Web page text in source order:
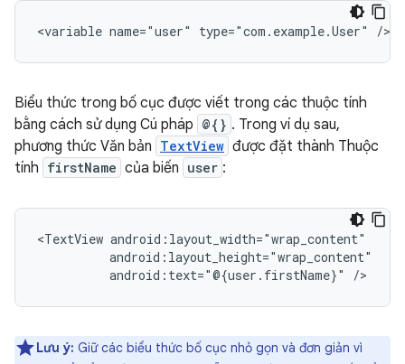
<variable name="user" type="com.example.User"
Biểu thức trong bố cục được viết trong các thuộc tính
bằng cách sử dụng Cú pháp @{} . Trong ví dụ sau,
phương thức Văn bản TextView được đặt thành Thuộc
tính firstName của biến user :
<TextView
android:text="@{user.firstName}"
Lưu ý: Giữ các biểu thức bố cục nhỏ gọn và đơn giản vì